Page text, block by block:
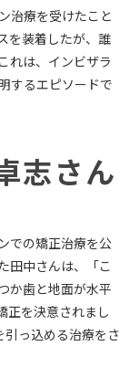
治療を受けたこと
を装着したが、誰
れは、インビザラ
するエピソードで
志さん
での矯正治療を公
田中さんは、「こ
か歯と地面が水平
正を決意されまし
っ込める治療をさ